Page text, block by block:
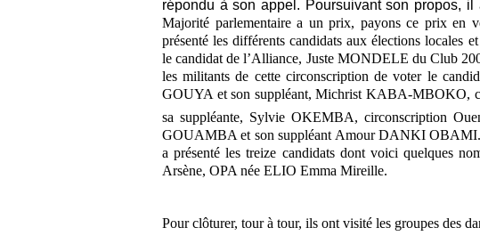
répondu à son appel. Poursuivant son propos, il
Majorité parlementaire a un prix, payons ce prix en
présenté les différents candidats aux élections locales
le candidat de l’Alliance, Juste MONDELE du Club
les militants de cette circonscription de voter le
GOUYA et son suppléant, Michrist KABA-MBOKO,
sa suppléante, Sylvie OKEMBA, circonscription
GOUAMBA et son suppléant Amour DANKI OBAMI.
a présenté les treize candidats dont voici quelques
Arsène, OPA née ELIO Emma Mireille.
Pour clôturer, tour à tour, ils ont visité les groupes des